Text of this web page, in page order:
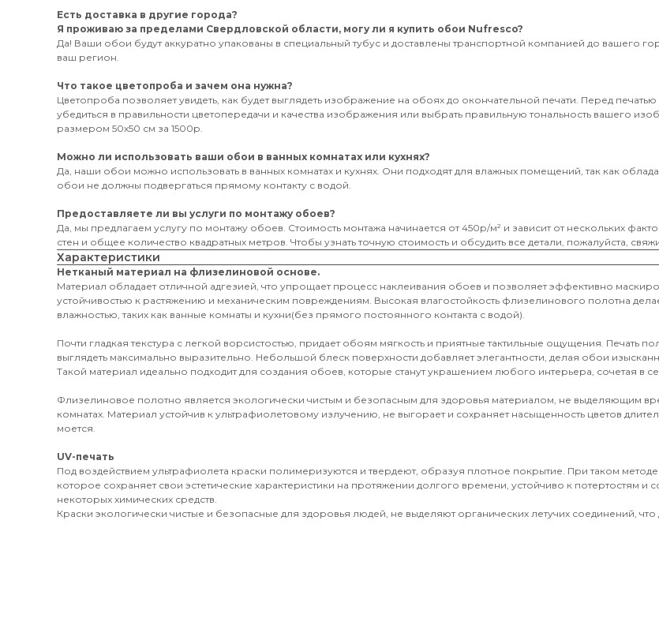
Есть доставка в другие города?
Я проживаю за пределами Свердловской области, могу ли я купить обои Nufresco?
Да! Ваши обои будут аккуратно упакованы в специальный тубус и доставлены транспортной компанией до вашего
ваш регион.
Что такое цветопроба и зачем она нужна?
Цветопроба позволяет увидеть, как будет выглядеть изображение на обоях до окончательной печати. Перед
убедиться в правильности цветопередачи и качества изображения или выбрать правильную тональность вашего
размером 50х50 см за 1500р.
Можно ли использовать ваши обои в ванных комнатах или кухнях?
Да, наши обои можно использовать в ванных комнатах и кухнях. Они подходят для влажных помещений, так как
обои не должны подвергаться прямому контакту с водой.
Предоставляете ли вы услуги по монтажу обоев?
Да, мы предлагаем услугу по монтажу обоев. Стоимость монтажа начинается от 450р/м² и зависит от нескольких
стен и общее количество квадратных метров. Чтобы узнать точную стоимость и обсудить все детали, пожалуйста,
Характеристики
Нетканый материал на флизелиновой основе.
Материал обладает отличной адгезией, что упрощает процесс наклеивания обоев и позволяет эффективно
устойчивостью к растяжению и механическим повреждениям. Высокая влагостойкость флизелинового полотна
влажностью, таких как ванные комнаты и кухни(без прямого постоянного контакта с водой).
Почти гладкая текстура с легкой ворсистостью, придает обоям мягкость и приятные тактильные ощущения. Печать
выглядеть максимально выразительно. Небольшой блеск поверхности добавляет элегантности, делая обои
Такой материал идеально подходит для создания обоев, которые станут украшением любого интерьера, сочетая в
Флизелиновое полотно является экологически чистым и безопасным для здоровья материалом, не выделяющим
комнатах. Материал устойчив к ультрафиолетовому излучению, не выгорает и сохраняет насыщенность цветов
моется.
UV-печать
Под воздействием ультрафиолета краски полимеризуются и твердеют, образуя плотное покрытие. При таком
которое сохраняет свои эстетические характеристики на протяжении долгого времени, устойчиво к потертостям
некоторых химических средств.
Краски экологически чистые и безопасные для здоровья людей, не выделяют органических летучих соединений,